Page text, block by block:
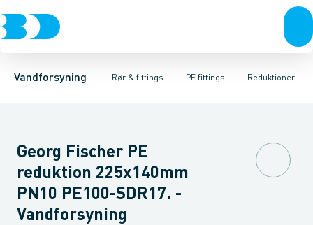
Vandforsyning Rør & fittings
Rør & fittingsKoblinger & anboringerMuffer, klemmer &
PE fittings
PE rørPE EL fittingsPE fittings Duktiljern fittingsReduktioner
Vinkler 90gr.Vinkler 60gr.Vinkler 45gr.Vinkler 30gr.Vinkler
Georg Fischer PE
reduktion 225x140mm
PN10 PE100-SDR17. -
Vandforsyning